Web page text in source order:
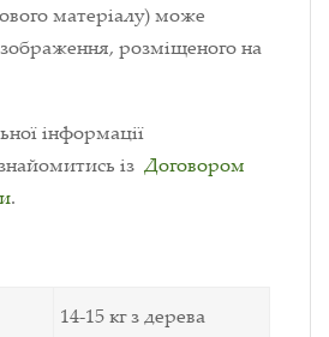
матеріалу) може
зображення, розміщеного на
інформації
із Договором
.
14-15 кг з дерева